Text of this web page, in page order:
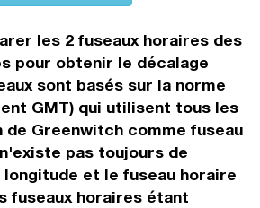
les 2 fuseaux horaires des
pour obtenir le décalage
sont basés sur la norme
GMT) qui utilisent tous les
de Greenwitch comme fuseau
pas toujours de
et le fuseau horaire
fuseaux horaires étant